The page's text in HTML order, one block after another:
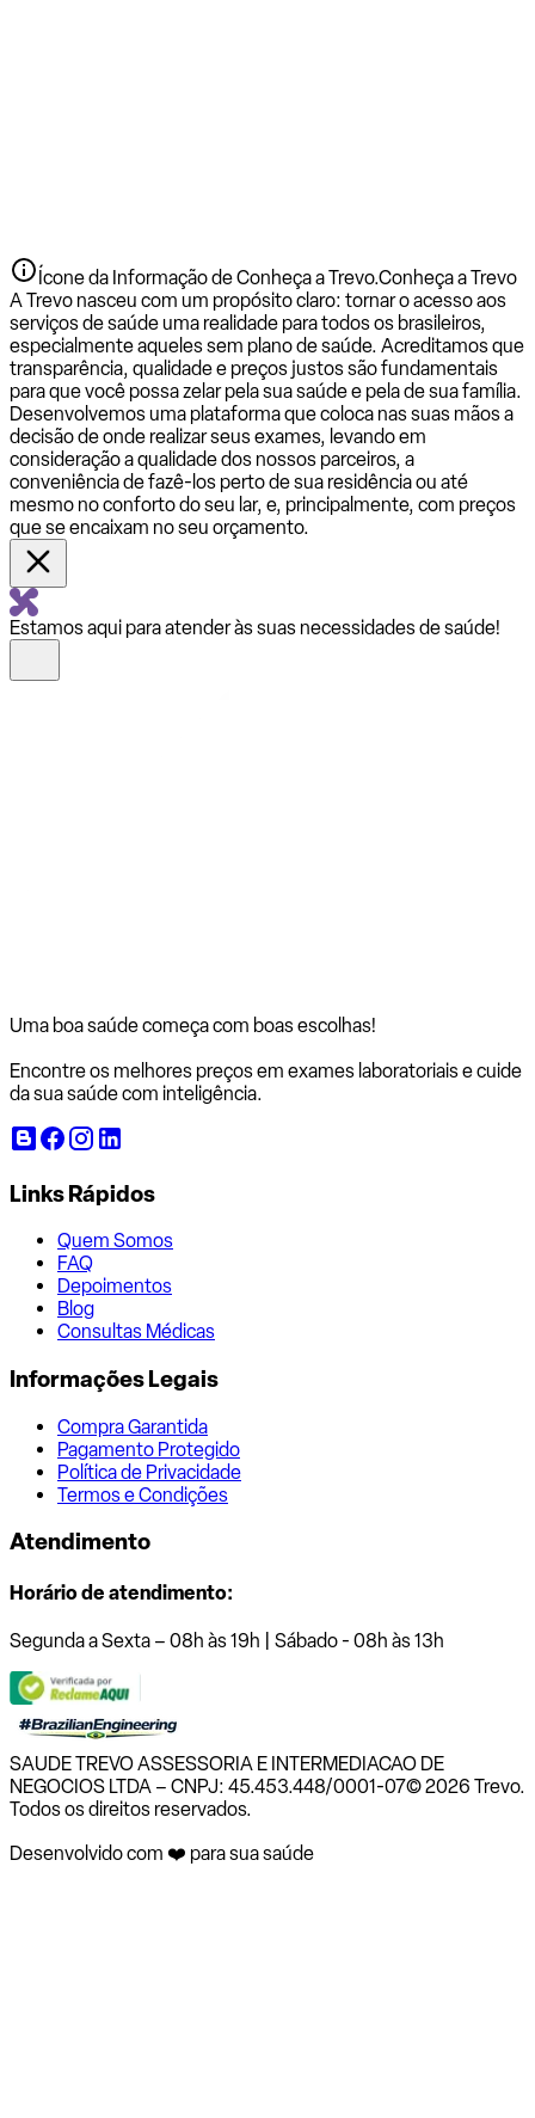
Ícone da Informação de Conheça a Trevo.Conheça a Trevo
A Trevo nasceu com um propósito claro: tornar o acesso aos
serviços de saúde uma realidade para todos os brasileiros,
especialmente aqueles sem plano de saúde. Acreditamos que
transparência, qualidade e preços justos são fundamentais
para que você possa zelar pela sua saúde e pela de sua família.
Desenvolvemos uma plataforma que coloca nas suas mãos a
decisão de onde realizar seus exames, levando em
consideração a qualidade dos nossos parceiros, a
conveniência de fazê-los perto de sua residência ou até
mesmo no conforto do seu lar, e, principalmente, com preços
que se encaixam no seu orçamento.
Estamos aqui para atender às suas necessidades de saúde!
Uma boa saúde começa com boas escolhas!
Encontre os melhores preços em exames laboratoriais e cuide
da sua saúde com inteligência.
Links Rápidos
Quem Somos
FAQ
Depoimentos
Blog
Consultas Médicas
Informações Legais
Compra Garantida
Pagamento Protegido
Política de Privacidade
Termos e Condições
Atendimento
Horário de atendimento:
Segunda a Sexta – 08h às 19h | Sábado - 08h às 13h
SAUDE TREVO ASSESSORIA E INTERMEDIACAO DE
NEGOCIOS LTDA – CNPJ: 45.453.448/0001-07© 2026 Trevo.
Todos os direitos reservados.
Desenvolvido com ❤️ para sua saúde